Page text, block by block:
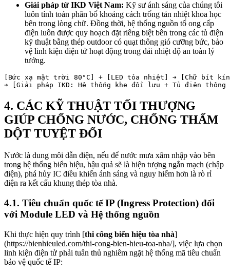
Giải pháp từ IKD Việt Nam: Kỹ sư ánh sáng của chúng tôi
luôn tính toán phân bổ khoảng cách trống tản nhiệt khoa học
bên trong lòng chữ. Đồng thời, hệ thống nguồn tổ ong cấp
điện luôn được quy hoạch đặt riêng biệt bên trong các tủ điện
kỹ thuật bằng thép outdoor có quạt thông gió cưỡng bức, bảo
vệ linh kiện điện tử hoạt động trong dải nhiệt độ an toàn lý
tưởng.
[Bức xạ mặt trời 80°C] + [LED tỏa nhiệt] ➔ [Chữ bít
4. CÁC KỸ THUẬT TỐI THƯỢNG
GIÚP CHỐNG NƯỚC, CHỐNG THẤM
DỘT TUYỆT ĐỐI
Nước là dung môi dẫn điện, nếu để nước mưa xâm nhập vào bên
trong hệ thống biển hiệu, hậu quả sẽ là hiện tượng ngắn mạch (chập
điện), phá hủy IC điều khiển ánh sáng và nguy hiểm hơn là rò rỉ
điện ra kết cấu khung thép tòa nhà.
4.1. Tiêu chuẩn quốc tế IP (Ingress Protection) đối
với Module LED và Hệ thống nguồn
Khi thực hiện quy trình [thi công biển hiệu tòa nhà]
(https://bienhieuled.com/thi-cong-bien-hieu-toa-nha/], việc lựa chọn
linh kiện điện tử phải tuân thủ nghiêm ngặt hệ thống mã tiêu chuẩn
bảo vệ quốc tế IP: